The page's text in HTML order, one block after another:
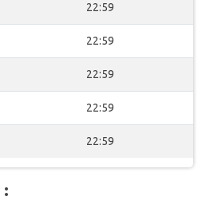
22:59
22:59
22:59
22:59
22:59
: